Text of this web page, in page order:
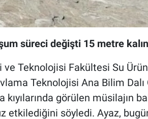
süreci değişti 15 metre
ve Teknolojisi Fakültesi Su
Teknolojisi Ana Bilim
görülen müsilajın
etkilediğini söyledi. Ayaz,